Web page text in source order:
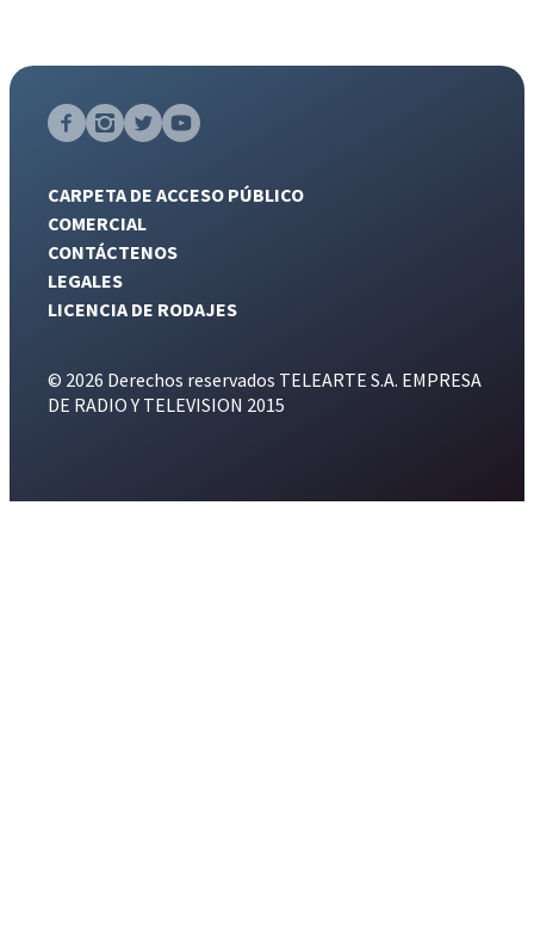
CARPETA DE ACCESO PÚBLICO
COMERCIAL
CONTÁCTENOS
LEGALES
LICENCIA DE RODAJES
© 2026 Derechos reservados TELEARTE S.A. EMPRESA
DE RADIO Y TELEVISION 2015